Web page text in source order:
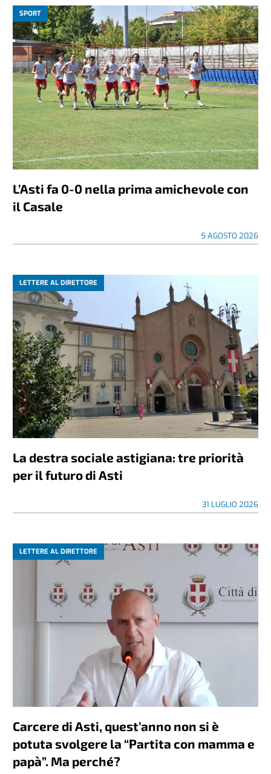
SPORT
L’Asti fa 0-0 nella prima amichevole con
il Casale
5 AGOSTO 2026
LETTERE AL DIRETTORE
La destra sociale astigiana: tre priorità
per il futuro di Asti
31 LUGLIO 2026
LETTERE AL DIRETTORE
Carcere di Asti, quest’anno non si è
potuta svolgere la “Partita con mamma e
papà”. Ma perché?